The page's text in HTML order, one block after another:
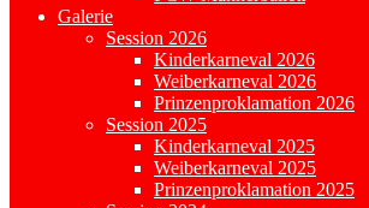
Galerie
Session 2026
Kinderkarneval 2026
Weiberkarneval 2026
Prinzenproklamation 2026
Session 2025
Kinderkarneval 2025
Weiberkarneval 2025
Prinzenproklamation 2025